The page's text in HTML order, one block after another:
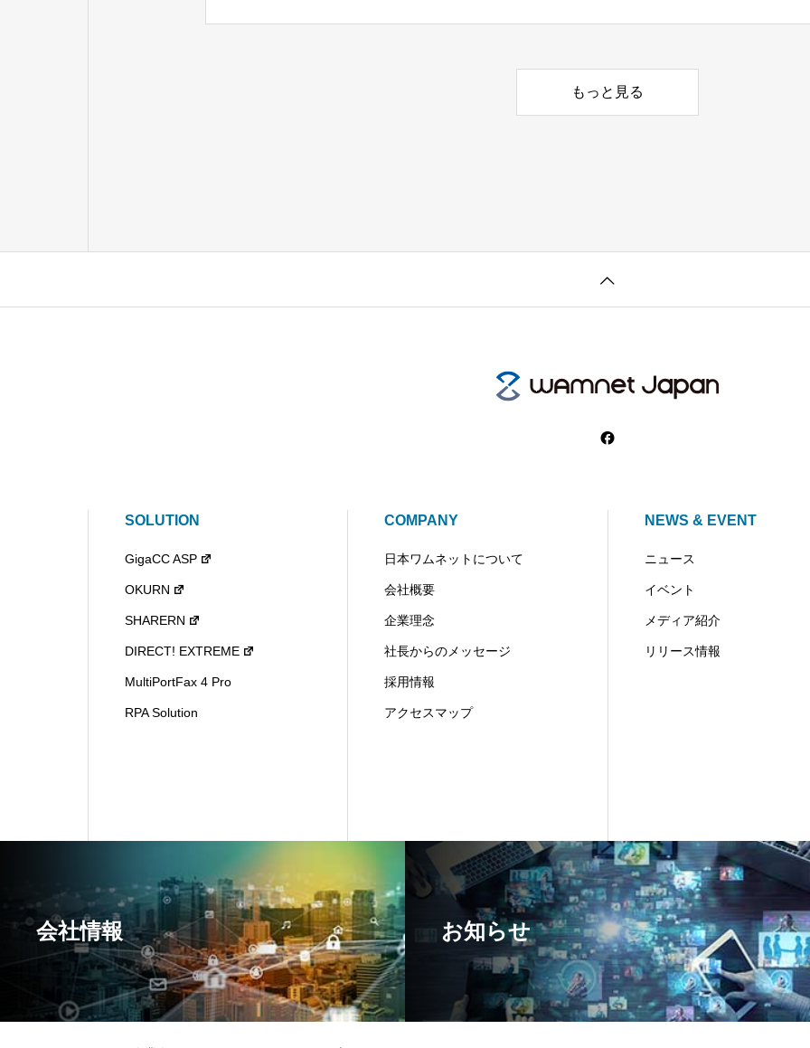
もっと見る
SOLUTION
GigaCC ASP
OKURN
SHARERN
DIRECT! EXTREME
MultiPortFax 4 Pro
RPA Solution
COMPANY
日本ワムネットについて
会社概要
企業理念
社長からのメッセージ
採用情報
アクセスマップ
NEWS & EVENT
ニュース
イベント
メディア紹介
リリース情報
会社情報 お知らせ